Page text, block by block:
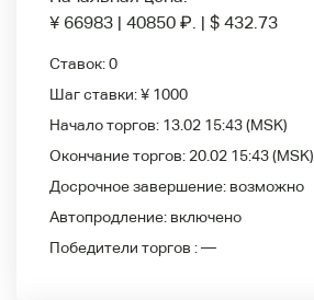
¥ 66983 | 40850 ₽. | $ 432.73
Ставок:0
Шаг ставки:¥ 1000
Начало торгов: 13.02 15:43(MSK)
Окончание торгов: 20.02 15:43(MSK)
Досрочное завершение: возможно
Автопродление: включено
Победители
торгов :—